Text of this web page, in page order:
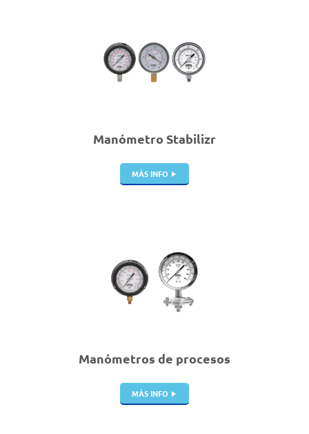
Manómetro Stabilizr
MÁS INFO
Manómetros de procesos
MÁS INFO